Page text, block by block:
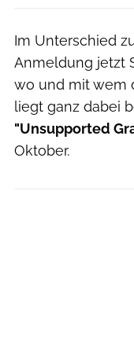
Im Unterschied
Anmeldung jetzt
wo und mit wem
liegt ganz dabei
"Unsupported
Oktober.